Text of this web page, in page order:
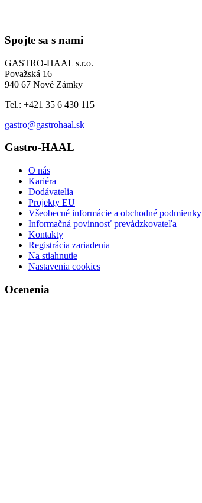
Spojte sa s nami
GASTRO-HAAL s.r.o.
Považská 16
940 67 Nové Zámky
Tel.: +421 35 6 430 115
gastro@gastrohaal.sk
Gastro-HAAL
O nás
Kariéra
Dodávatelia
Projekty EU
Všeobecné informácie a obchodné podmienky
Informačná povinnosť prevádzkovateľa
Kontakty
Registrácia zariadenia
Na stiahnutie
Nastavenia cookies
Ocenenia